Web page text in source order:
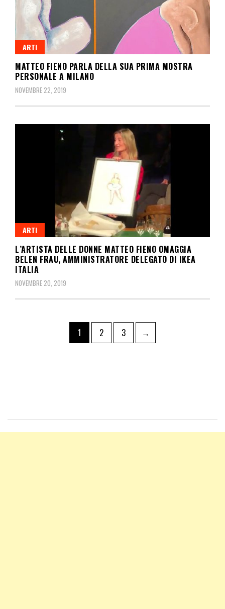
ARTI
MATTEO FIENO PARLA DELLA SUA PRIMA MOSTRA
PERSONALE A MILANO
NOVEMBRE 22, 2019
ARTI
L’ARTISTA DELLE DONNE MATTEO FIENO OMAGGIA
BELEN FRAU, AMMINISTRATORE DELEGATO DI IKEA
ITALIA
NOVEMBRE 20, 2019
1 2 3 →